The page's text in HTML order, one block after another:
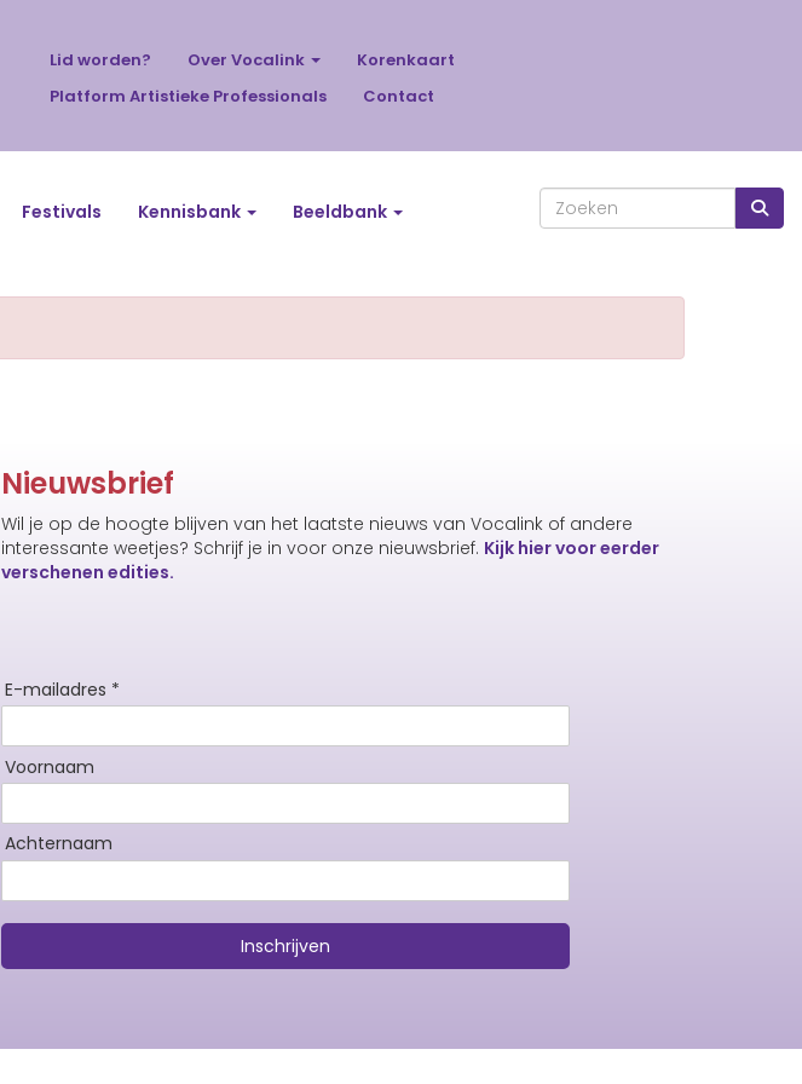
Lid worden? Over Vocalink
Korenkaart
Platform Artistieke Professionals
Contact
Festivals Kennisbank Beeldbank
Nieuwsbrief
Wil je op de hoogte blijven van het laatste nieuws van Vocalink of andere
interessante weetjes? Schrijf je in voor onze nieuwsbrief. Kijk hier voor eerder
verschenen edities.
E-mailadres *
Voornaam
Achternaam
Inschrijven